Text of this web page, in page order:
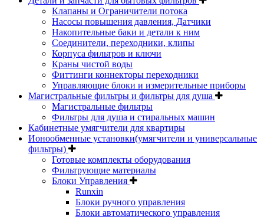
Клапаны и Ограничители потока
Насосы повышения давления, Датчики
Накопительные баки и детали к ним
Соединители, переходники, клипы
Корпуса фильтров и ключи
Краны чистой воды
Фиттинги коннекторы переходники
Управляющие блоки и измерительные приборы
Магистральные фильтры и фильтры для душа
Магистральные фильтры
Фильтры для душа и стиральных машин
Кабинетные умягчители для квартиры
Ионообменные установки(умягчители и универсальные
фильтры)
Готовые комплекты оборудования
Фильтрующие материалы
Блоки Управления
Runxin
Блоки ручного управления
Блоки автоматического управления